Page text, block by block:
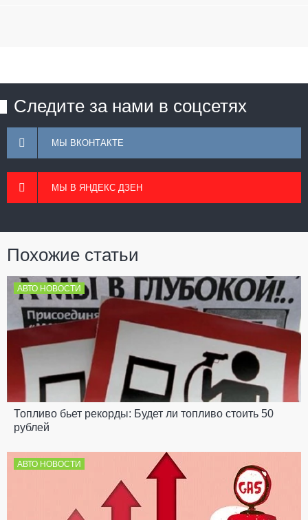
Следите за нами в соцсетях
МЫ ВКОНТАКТЕ
МЫ В ЯНДЕКС ДЗЕН
Похожие статьи
АВТО НОВОСТИ
Топливо бьет рекорды: Будет ли топливо стоить 50
рублей
АВТО НОВОСТИ